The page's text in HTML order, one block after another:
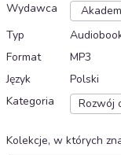
Wydawca
Typ
Format
MP3
Język
Polski
Kategoria
Rozwój
Kolekcje, w których